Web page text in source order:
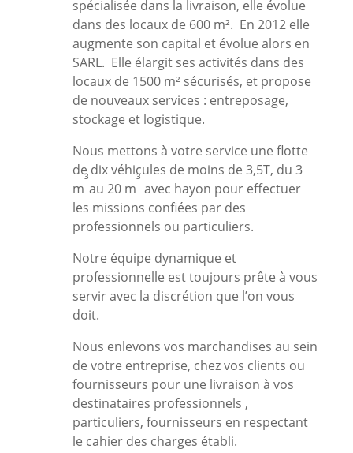
spécialisée dans la livraison, elle évolue
dans des locaux de 600 m². En 2012 elle
augmente son capital et évolue alors en
SARL. Elle élargit ses activités dans des
locaux de 1500 m² sécurisés, et propose
de nouveaux services : entreposage,
stockage et logistique.
Nous mettons à votre service une flotte
de dix véhicules de moins de 3,5T, du 3
m
³
au 20 m
³
avec hayon pour effectuer
les missions confiées par des
professionnels ou particuliers.
Notre équipe dynamique et
professionnelle est toujours prête à vous
servir avec la discrétion que l’on vous
doit.
Nous enlevons vos marchandises au sein
de votre entreprise, chez vos clients ou
fournisseurs pour une livraison à vos
destinataires professionnels ,
particuliers, fournisseurs en respectant
le cahier des charges établi.